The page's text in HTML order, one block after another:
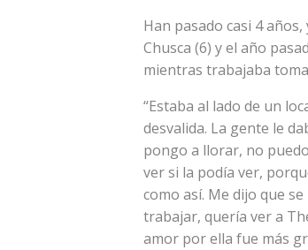
Han pasado casi 4
Chusca (6) y el año
mientras trabajaba
“Estaba al lado de un
desvalida. La gente le
pongo a llorar, no
ver si la podía ver,
como así. Me dijo que
trabajar, quería ver a
amor por ella fue más